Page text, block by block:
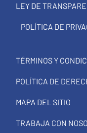
LEY DE
POLÍTICA DE
TÉRMINOS Y
POLÍTICA DE
MAPA DEL SITIO
TRABAJA CON